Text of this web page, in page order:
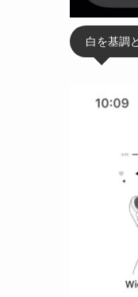
白を基調